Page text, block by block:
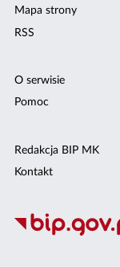
Mapa strony
RSS
O serwisie
Pomoc
Redakcja BIP MK
Kontakt